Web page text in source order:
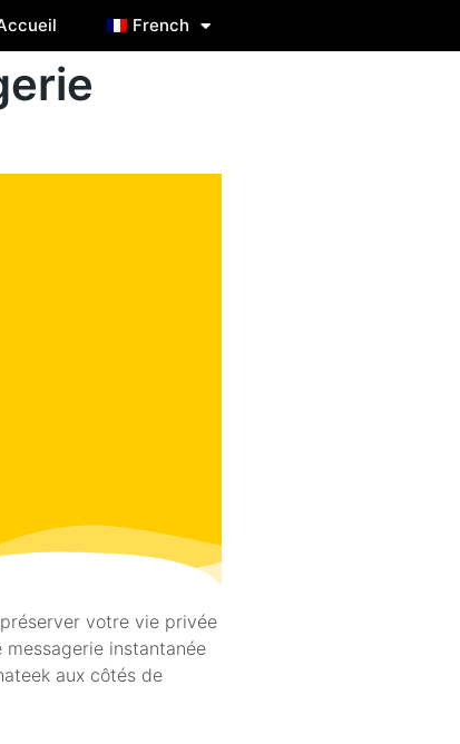
French
votre vie privée
instantanée
aux côtés de